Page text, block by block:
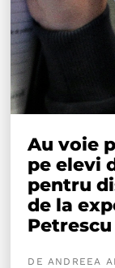
Au voie
pe elevi
pentru
de la
Petrescu
DE ANDREEA